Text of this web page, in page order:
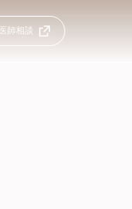
医師相談